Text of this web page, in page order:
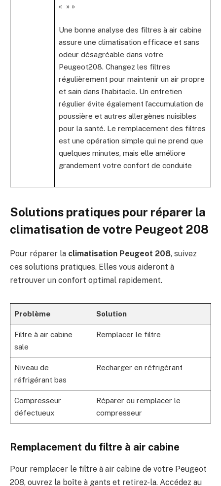
« » »
Une bonne analyse des filtres à air cabine
assure une climatisation efficace et sans
odeur désagréable dans votre
Peugeot208. Changez les filtres
régulièrement pour maintenir un air propre
et sain dans l’habitacle. Un entretien
régulier évite également l’accumulation de
poussière et autres allergènes nuisibles
pour la santé. Le remplacement des filtres
est une opération simple qui ne prend que
quelques minutes, mais elle améliore
grandement votre confort de conduite
Solutions pratiques pour réparer la
climatisation de votre Peugeot 208
Pour réparer la climatisation Peugeot 208, suivez
ces solutions pratiques. Elles vous aideront à
retrouver un confort optimal rapidement.
Problème Solution
Filtre à air cabine
sale
Remplacer le filtre
Niveau de
réfrigérant bas
Recharger en réfrigérant
Compresseur
défectueux
Réparer ou remplacer le
compresseur
Remplacement du filtre à air cabine
Pour remplacer le filtre à air cabine de votre Peugeot
208, ouvrez la boîte à gants et retirez-la. Accédez au